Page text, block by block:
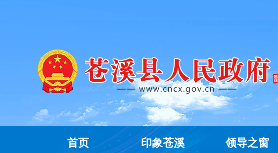
首页 印象苍溪 领导之窗